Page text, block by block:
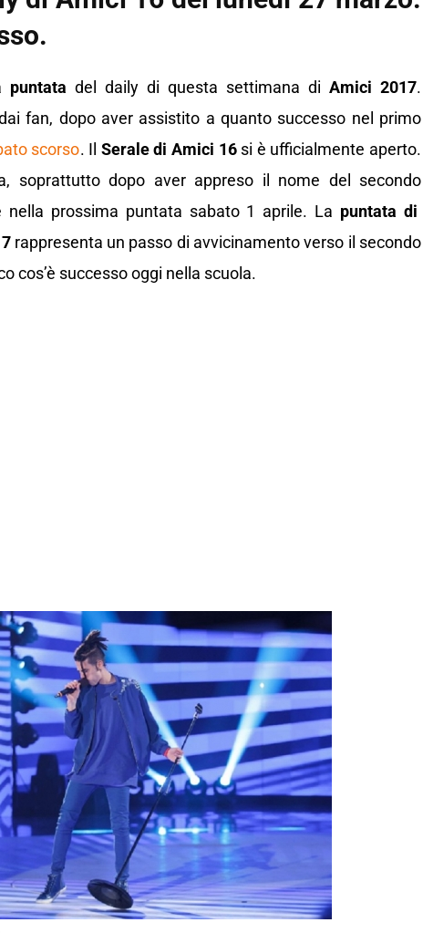
puntata del daily di questa settimana di Amici 2017.
fan, dopo aver assistito a quanto successo nel primo
scorso. Il Serale di Amici 16si è ufficialmente aperto.
soprattutto dopo aver appreso il nome del secondo
nella prossima puntata sabato 1 aprile. La puntata di
rappresenta un passo di avvicinamento verso il secondo
cos’è successo oggi nella scuola.